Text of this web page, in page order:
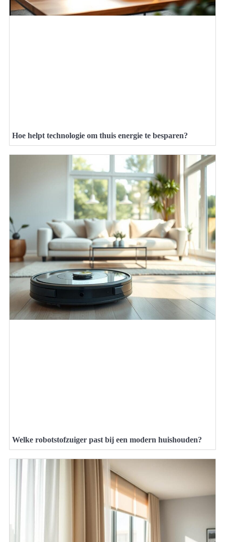
Hoe helpt technologie om thuis energie te besparen?
Welke robotstofzuiger past bij een modern huishouden?